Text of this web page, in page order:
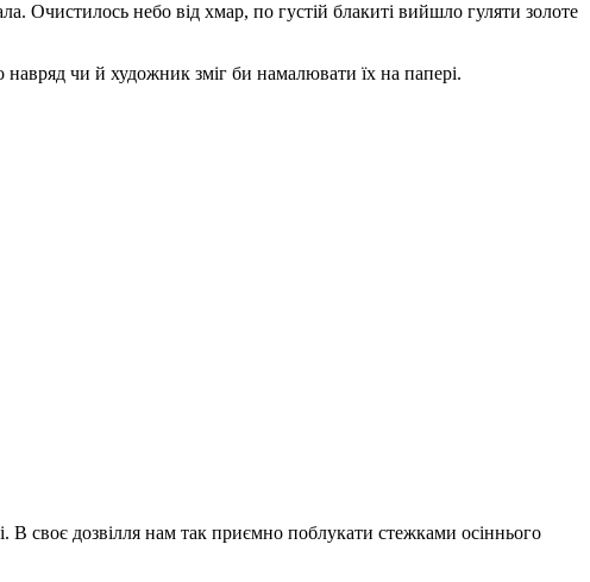
Очистилось небо від хмар, по густій блакиті вийшло гуляти золоте
чи й художник зміг би намалювати їх на папері.
В своє дозвілля нам так приємно поблукати стежками осіннього